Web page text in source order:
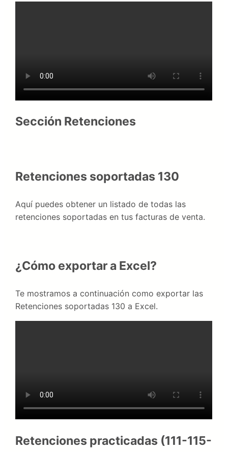
Sección Retenciones
Retenciones soportadas 130
Aquí puedes obtener un listado de todas las
retenciones soportadas en tus facturas de venta.
¿Cómo exportar a Excel?
Te mostramos a continuación como exportar las
Retenciones soportadas 130 a Excel.
Retenciones practicadas (111-115-